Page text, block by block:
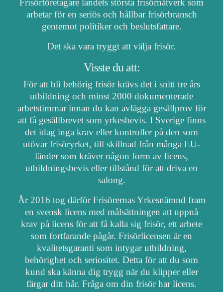
arbetar för en seriös och hållbar frisörbransch
gentemot politiker och beslutsfattare.
Det ska vara tryggt att välja frisör.
Visste du att:
För att bli behörig frisör krävs det i snitt tre års
utbildning och minst 2000 dokumenterade
arbetstimmar innan du kan avlägga gesällprov för
att få gesällbrevet som yrkesbevis. I Sverige finns
det idag inga krav eller kontroller på den som
utövar frisöryrket, till skillnad från många EU-
länder som kräver någon form av licens,
utbildningsbevis eller tillstånd för att driva en
salong.
År 2016 tog därför Frisörernas Yrkesnämnd fram
en svensk licens med målsättningen att uppnå
krav på licens för att få kalla sig frisör, ett arbete
som fortfarande pågår. Frisörlicensen är en
kvalitetsgaranti som intygar utbildning,
behörighet och seriositet. Detta för att du som
kund ska känna dig trygg när du klipper eller
färgar ditt hår. Fråga om din frisör har licens.